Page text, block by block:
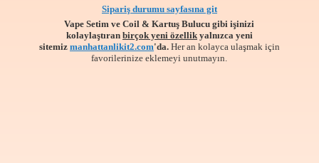
Sipariş durumu sayfasına git
Vape Setim ve Coil & Kartuş Bulucu gibi işinizi
kolaylaştıran birçok yeni özellikyalnızca yeni
sitemiz manhattanlikit2.com'da. Her an kolayca ulaşmak için
favorilerinizeeklemeyi unutmayın.